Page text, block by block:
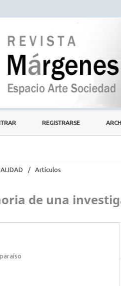
REGISTRARSE
/ Artículos
de una